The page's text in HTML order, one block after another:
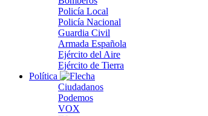
Policía Local
Policía Nacional
Guardia Civil
Armada Española
Ejército del Aire
Ejército de Tierra
Política
Ciudadanos
Podemos
VOX